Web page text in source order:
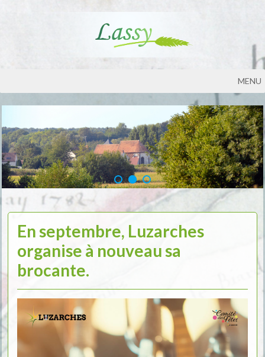
MENU
En septembre, Luzarches
organise à nouveau sa
brocante.